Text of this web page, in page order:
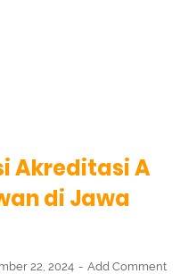
Akreditasi A
di Jawa
22, 2024 Add Comment